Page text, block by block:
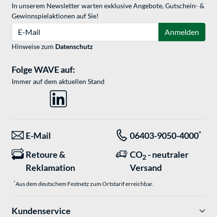
In unserem Newsletter warten exklusive Angebote, Gutschein- &
Gewinnspielaktionen auf Sie!
Anmelden
Hinweise zum Datenschutz
Folge WAVE auf:
Immer auf dem aktuellen Stand
E-Mail 06403-9050-4000*
Retoure &
Reklamation
CO2 - neutraler
Versand
*Aus dem deutschem Festnetz zum Ortstarif erreichbar.
Kundenservice